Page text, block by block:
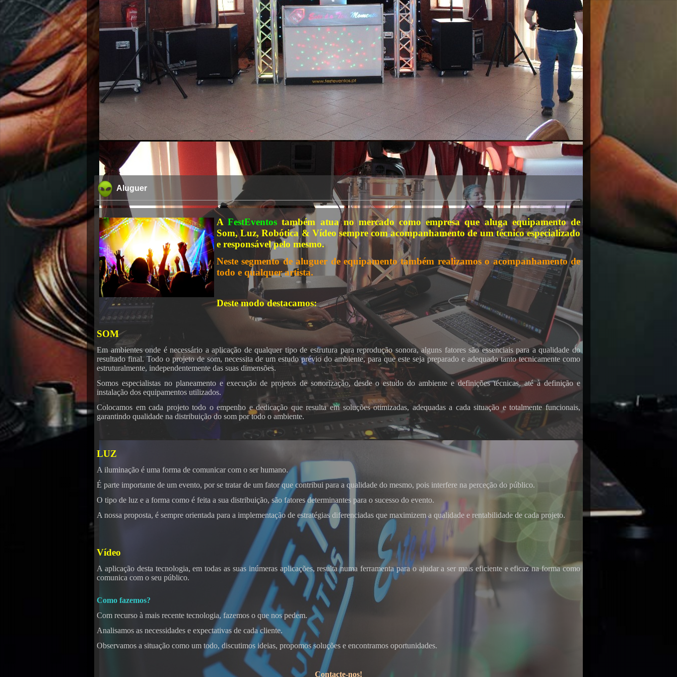
Karaoke
Aluguer
AFestEventos também atua no mercado como empresa que aluga equipamento de
Som, Luz, Robótica & Vídeo sempre com acompanhamento de um técnico especializado
e responsável pelo mesmo.
Neste segmento de aluguer de equipamento também realizamos o acompanhamento de
todo e qualquer artista.
Deste modo destacamos:
SOM
Em ambientes onde é necessário a aplicação de qualquer tipo de estrutura para reprodução sonora, alguns fatores são essenciais para a qualidade do
resultado final. Todo o projeto de som, necessita de um estudo prévio do ambiente, para que este seja preparado e adequado tanto tecnicamente como
estruturalmente, independentemente das suas dimensões.
Somos especialistas no planeamento e execução de projetos de sonorização, desde o estudo do ambiente e definições técnicas, até à definição e
instalação dos equipamentos utilizados.
Colocamos em cada projeto todo o empenho e dedicação que resulta em soluções otimizadas, adequadas a cada situação e totalmente funcionais,
garantindo qualidade na distribuição do som por todo o ambiente.
LUZ
A iluminação é uma forma de comunicar com o ser humano.
É parte importante de um evento, por se tratar de um fator que contribui para a qualidade do mesmo, pois interfere na perceção do público.
O tipo de luz e a forma como é feita a sua distribuição, são fatores determinantes para o sucesso do evento.
A nossa proposta, é sempre orientada para a implementação de estratégias diferenciadas que maximizem a qualidade e rentabilidade de cada projeto.
Vídeo
A aplicação desta tecnologia, em todas as suas inúmeras aplicações, resulta numa ferramenta para o ajudar a ser mais eficiente e eficaz na forma como
comunica com o seu público.
Como fazemos?
Com recurso à mais recente tecnologia, fazemos o que nos pedem.
Analisamos as necessidades e expectativas de cada cliente.
Observamos a situação como um todo, discutimos ideias, propomos soluções e encontramos oportunidades.
Contacte-nos!